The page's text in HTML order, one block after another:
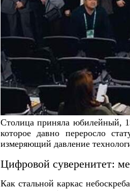
Столица приняла юбилейный,
которое давно переросло
измеряющий давление
Цифровой суверенитет:
Как стальной каркас